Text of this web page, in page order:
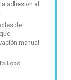
adhesión al
de
manual